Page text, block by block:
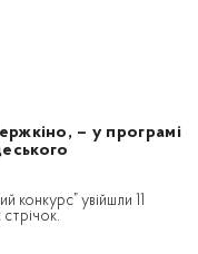
– у програмі
конкурс” увійшли 11